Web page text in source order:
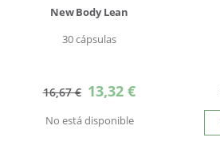
New Body Lean
30 cápsulas
16,67 € Precio
especial
13,32 €
No está disponible